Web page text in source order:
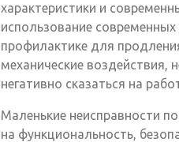
характеристики и
использование
профилактике для
механические воздействия,
негативно сказаться на
Маленькие неисправности
на функциональность,